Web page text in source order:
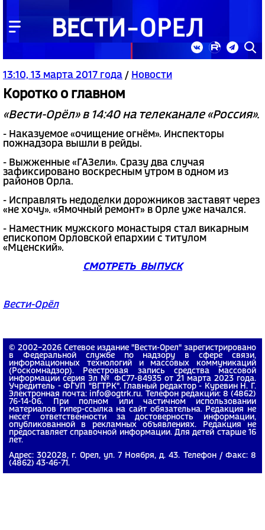
13:10, 13 марта 2017 года / Новости
Коротко о главном
«Вести-Орёл» в 14:40 на телеканале «Россия».
- Наказуемое «очищение огнём». Инспекторы
пожнадзора вышли в рейды.
- Выжженные «ГАЗели». Сразу два случая
зафиксировано воскресным утром в одном из
районов Орла.
- Исправлять недоделки дорожников заставят через
«не хочу». «Ямочный ремонт» в Орле уже начался.
- Наместник мужского монастыря стал викарным
епископом Орловской епархии с титулом
«Мценский».
СМОТРЕТЬ ВЫПУСК
Вести-Орёл
© 2002−2026 Сетевое издание "Вести-Орел" зарегистрировано
в Федеральной службе по надзору в сфере связи,
информационных технологий и массовых коммуникаций
(Роскомнадзор). Реестровая запись средства массовой
информации серия Эл № ФС77-84935 от 21 марта 2023 года.
Учредитель - ФГУП "ВГТРК". Главный редактор - Куревин Н. Г.
Электронная почта: info@ogtrk.ru. Телефон редакции: 8 (4862)
76-14-06. При полном или частичном использовании
материалов гипер-ссылка на сайт обязательна. Редакция не
несет ответственности за достоверность информации,
опубликованной в рекламных объявлениях. Редакция не
предоставляет справочной информации. Для детей старше 16
лет.
Адрес: 302028, г. Орел, ул. 7 Ноября, д. 43. Телефон / Факс: 8
(4862) 43-46-71.